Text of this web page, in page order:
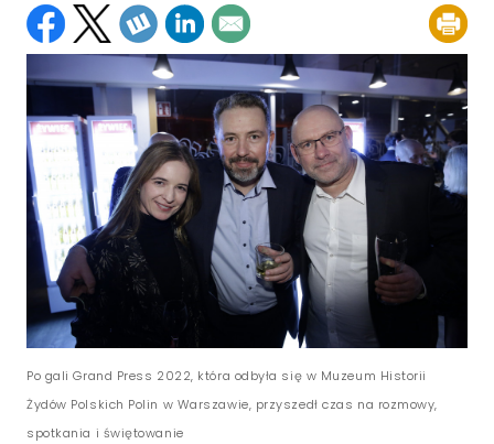
Po gali Grand Press 2022, która odbyła się w Muzeum Historii
Żydów Polskich Polin w Warszawie, przyszedł czas na rozmowy,
spotkania i świętowanie